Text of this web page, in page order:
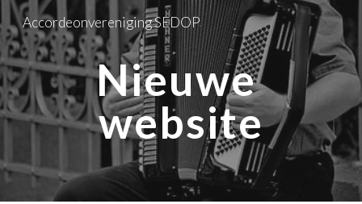
Skip to main content Skip to navigation
Accordeonvereniging SEDOP
Nieuwe
website